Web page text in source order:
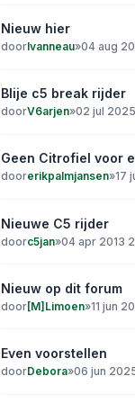
Nieuw hier
doorIvanneau»04 aug
Blije c5 break rijder
doorV6arjen»02 jul 2025
Geen Citrofiel voor
doorerikpalmjansen»17
Nieuwe C5 rijder
doorc5jan»04 apr 2013
Nieuw op dit forum
door[M]Limoen»11 jun
Even voorstellen
doorDebora»06 jun